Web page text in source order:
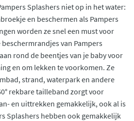
Splashers niet op in het water:
en beschermen als Pampers
worden ze snel een must voor
van Pampers
rond de beentjes van je baby voor
en om lekken te voorkomen. Ze
strand, waterpark en andere
rekbare tailleband zorgt voor
en uittrekken gemakkelijk, ook al is
Splashers hebben ook gemakkelijk